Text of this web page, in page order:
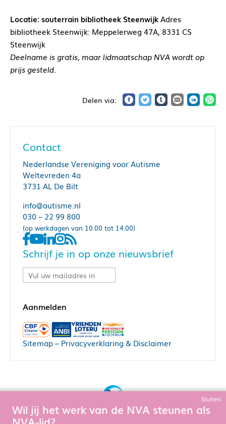
Locatie: souterrain bibliotheek SteenwijkAdres
bibliotheek Steenwijk: Meppelerweg 47A, 8331 CS
Steenwijk
Deelname is gratis, maar lidmaatschap NVA wordt op
prijs gesteld.
Contact
Nederlandse Vereniging voor Autisme
Weltevreden 4a
3731 AL De Bilt
info@autisme.nl
030 – 22 99 800
(op werkdagen van 10.00 tot 14.00)
Schrijf je in op onze nieuwsbrief
Sitemap– Privacyverklaring & Disclaimer
Sluiten
Wil jij het werk van de NVA steunen als